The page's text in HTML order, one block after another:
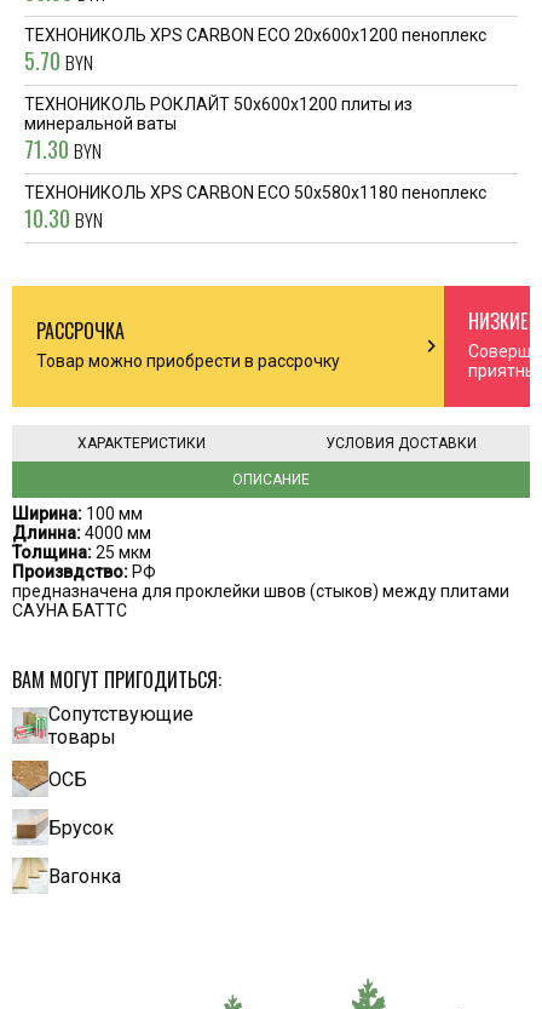
ТЕХНОНИКОЛЬ XPS CARBON ECO 20x600x1200 пеноплекс
5.70 BYN
ТЕХНОНИКОЛЬ РОКЛАЙТ 50x600x1200 плиты из
минеральной ваты
71.30 BYN
ТЕХНОНИКОЛЬ XPS CARBON ECO 50x580x1180 пеноплекс
10.30 BYN
РАССРОЧКА
Товар можно приобрести в рассрочку chevron_right
НИЗКИЕ
ОПИСАНИЕ
ХАРАКТЕРИСТИКИ УСЛОВИЯ ДОСТАВКИ
Ширина: 100 мм
Длинна:4000 мм
Толщина:25 мкм
Произвдство: РФ
предназначена для проклейки швов (стыков) между плитами
САУНА БАТТС
ВАМ МОГУТ ПРИГОДИТЬСЯ:
Сопутствующие
товары
ОСБ
Брусок
Вагонка